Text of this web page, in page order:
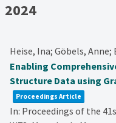
2024
Heise, Ina; Göbels,
Enabling
Structure Data using
Proceedings Article
In: Proceedings of the